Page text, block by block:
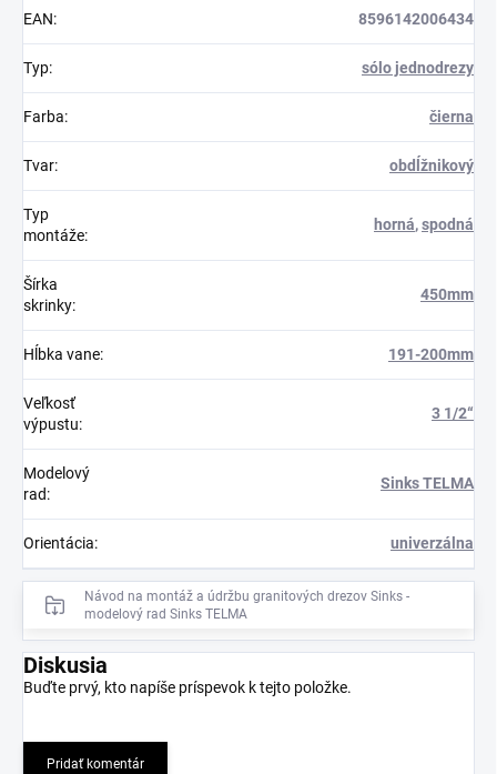
EAN: 8596142006434
Typ: sólo jednodrezy
Farba: čierna
Tvar: obdĺžnikový
Typ
montáže:
horná,spodná
Šírka
skrinky:
450mm
Hĺbka vane: 191-200mm
Veľkosť
výpustu:
3 1/2“
Modelový
rad:
Sinks TELMA
Orientácia: univerzálna
Návod na montáž a údržbu granitových drezov Sinks -
modelový rad Sinks TELMA
Diskusia
Buďte prvý, kto napíše príspevok k tejto položke.
Pridať komentár